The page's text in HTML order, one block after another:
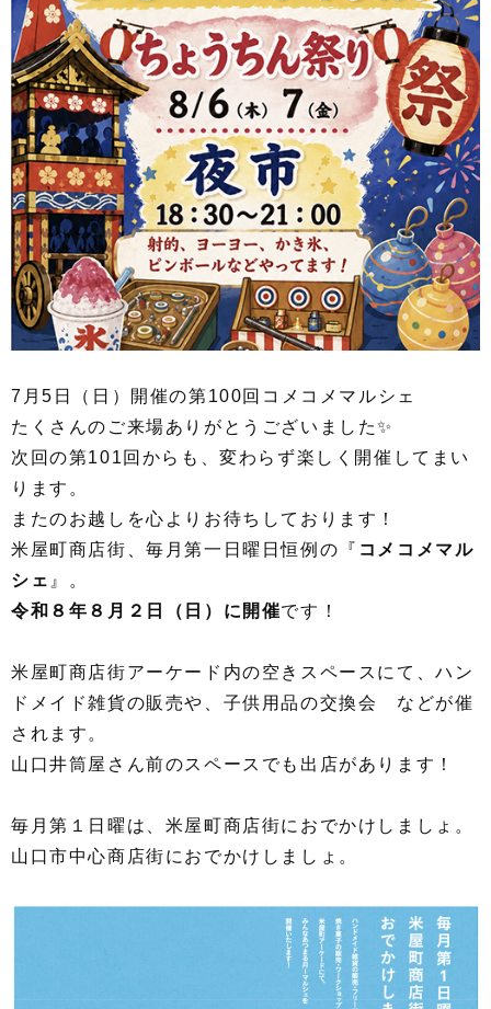
7月5日（日）開催の第100回コメコメマルシェ
たくさんのご来場ありがとうございました✨
次回の第101回からも、変わらず楽しく開催してまい
ります。
またのお越しを心よりお待ちしております！
米屋町商店街、毎月第一日曜日恒例の『 コメコメマル
シェ 』。
令和８ 年８月２日（日）に開催です！
米屋町商店街アーケード内の空きスペースにて、ハン
ドメイド雑貨の販売や、子供用品の交換会 などが催
されます。
山口井筒屋さん前のスペースでも出店があります！
毎月第１日曜は、米屋町商店街におでかけしましょ。
山口市中心商店街におでかけしましょ。